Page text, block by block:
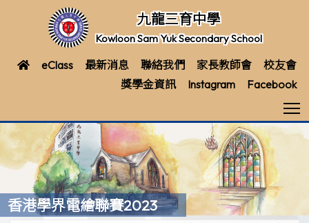
九龍三育中學
Kowloon Sam Yuk Secondary School
eClass 最新消息 聯絡我們 家長教師會
校友會
獎學金資訊
Instagram Facebook
香港學界電繪聯賽2023